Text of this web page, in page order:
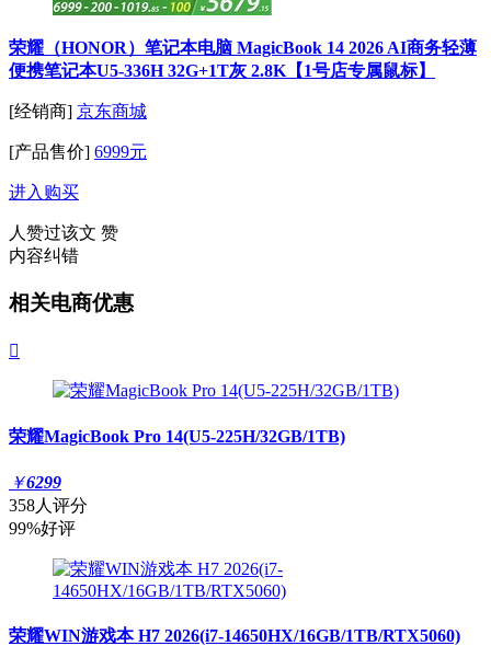
荣耀（HONOR）笔记本电脑 MagicBook 14 2026 AI商务轻薄
便携笔记本U5-336H 32G+1T灰 2.8K【1号店专属鼠标】
[经销商] 京东商城
[产品售价] 6999元
进入购买
人赞过该文 赞
内容纠错
相关电商优惠

荣耀MagicBook Pro 14(U5-225H/32GB/1TB)
￥6299
358人评分
99%好评
荣耀WIN游戏本 H7 2026(i7-14650HX/16GB/1TB/RTX5060)